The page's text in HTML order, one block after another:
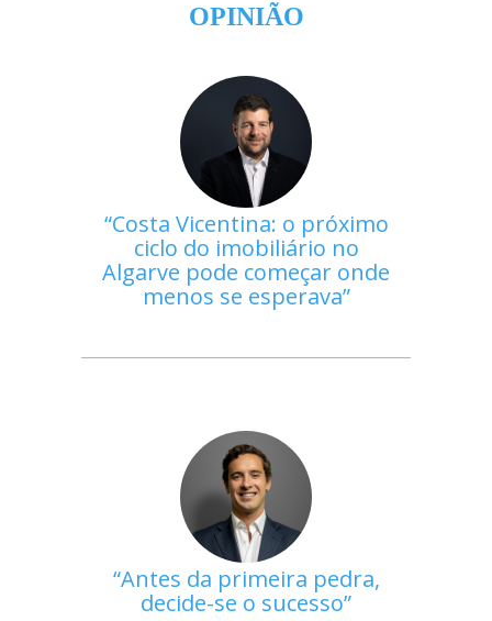
OPINIÃO
Costa Vicentina: o próximo
ciclo do imobiliário no
Algarve pode começar onde
menos se esperava
Antes da primeira pedra,
decide-se o sucesso